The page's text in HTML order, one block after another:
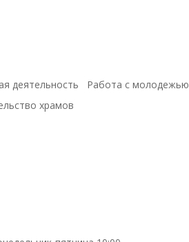
деятельность Работа с молодежью
храмов